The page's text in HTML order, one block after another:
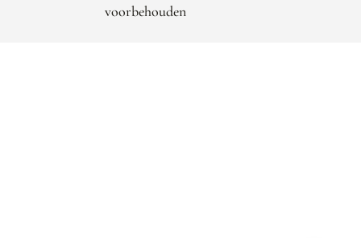
voorbehouden